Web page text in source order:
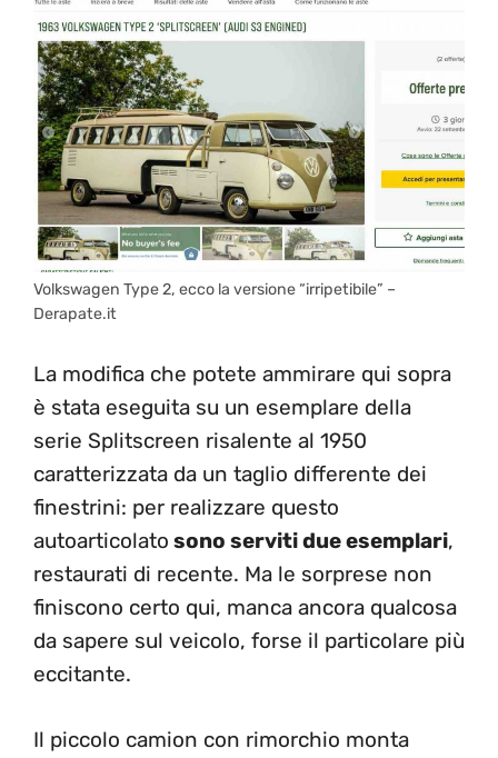
Volkswagen Type 2, ecco la versione “irripetibile” –
Derapate.it
La modifica che potete ammirare qui sopra
è stata eseguita su un esemplare della
serie Splitscreen risalente al 1950
caratterizzata da un taglio differente dei
finestrini: per realizzare questo
autoarticolato sono serviti due esemplari,
restaurati di recente. Ma le sorprese non
finiscono certo qui, manca ancora qualcosa
da sapere sul veicolo, forse il particolare più
eccitante.
Il piccolo camion con rimorchio monta